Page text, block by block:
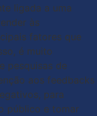
ligada a uma
às
fatores que
é muito
pesquisas de
aos feedbacks
para
público e tomar